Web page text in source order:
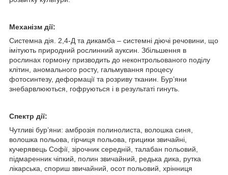
Механiзм дії:
Системна дія. 2,4-Д та дикамба – системні діючі речовини, що
імітують природний рослинний ауксин. Збільшення в
рослинах гормону призводить до неконтрольованого поділу
клітин, аномального росту, гальмування процесу
фотосинтезу, деформації та розриву тканин. Бур’яни
знебарвлюються, гофруються і в результаті гинуть.
Спектр дії:
Чутливі бур’яни: амброзія полинолиста, волошка синя,
волошка польова, гірчиця польова, грицики звичайні,
кучерявець Софії, зірочник середній, талабан польовий,
підмаренник чіпкий, полин звичайний, редька дика, рутка
лікарська, спориш звичайний, осот польовий, хрінниця